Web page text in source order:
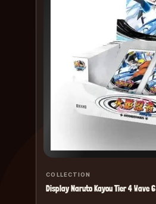
COLLECTION
Display Naruto Kayou Tier 4 Wave 6